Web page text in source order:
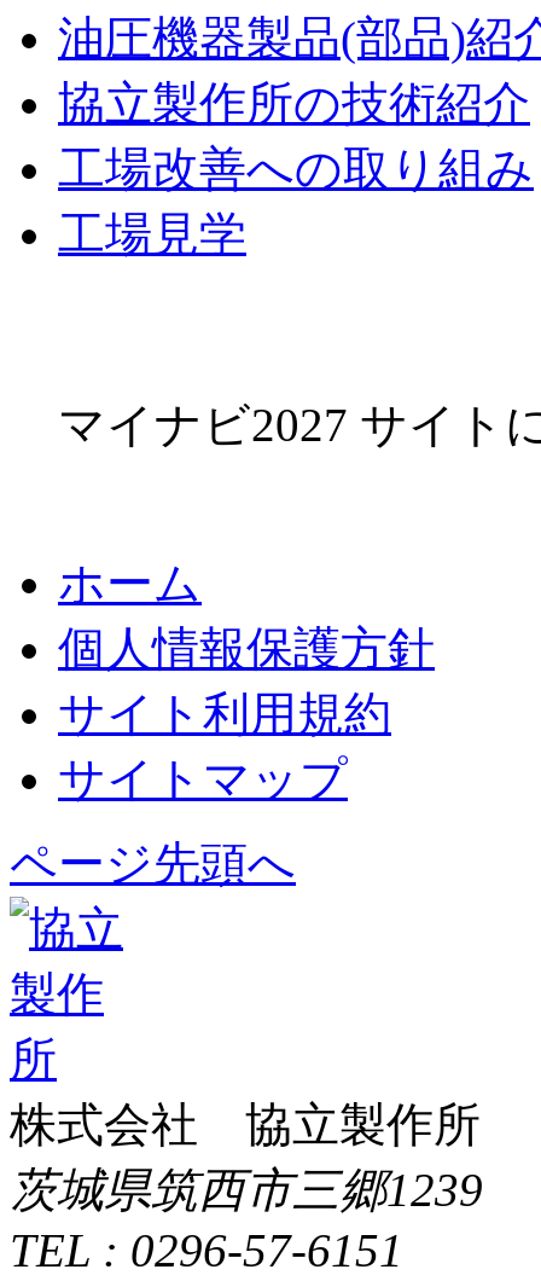
油圧機器製品(部品)紹
協立製作所の技術紹介
工場改善への取り組み
工場見学
マイナビ2027 サイト
ホーム
個人情報保護方針
サイト利用規約
サイトマップ
ページ先頭へ
株式会社 協立製作所
茨城県筑西市三郷1239
TEL : 0296-57-6151